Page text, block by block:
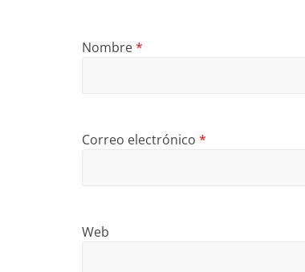
Nombre*
Correo electrónico *
Web